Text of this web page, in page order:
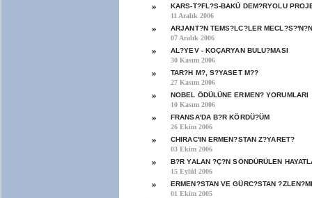
»
KARS-T?FL?S-BAKÜ DEM?RYOLU
11 Aralık 2006
»
ARJANT?N TEMS?LC?LER
07 Aralık 2006
»
AL?YEV - KOÇARYAN BULU?MASI
30 Kasım 2006
»
TAR?H M?, S?YASET M??
27 Kasım 2006
»
NOBEL ÖDÜLÜNE ERMEN? YORUMLARI
10 Kasım 2006
»
FRANSA'DA B?R KÖRDÜ?ÜM
26 Ekim 2006
»
CHIRAC'IN ERMEN?STAN Z?YARET?
03 Ekim 2006
»
B?R YALAN ?Ç?N SÖNDÜRÜLEN
15 Eylül 2006
»
ERMEN?STAN VE GÜRC?STAN
01 Ekim 2005